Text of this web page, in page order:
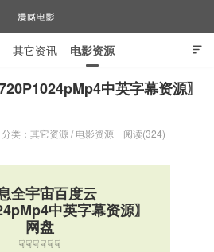
漫威电影

其它资讯 电影资源
中英字幕资源〗
分类： 其它资源 / 电影资源 阅读(324)
全宇宙百度云
中英字幕资源〗
网盘
☟☟☟☟☟☟